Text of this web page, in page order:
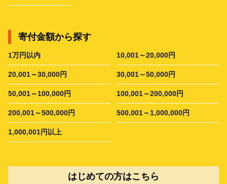
寄付金額から探す
1万円以内 10,001～20,000円
20,001～30,000円 30,001～50,000円
50,001～100,000円 100,001～200,000円
200,001～500,000円 500,001～1,000,000円
1,000,001円以上
はじめての方はこちら